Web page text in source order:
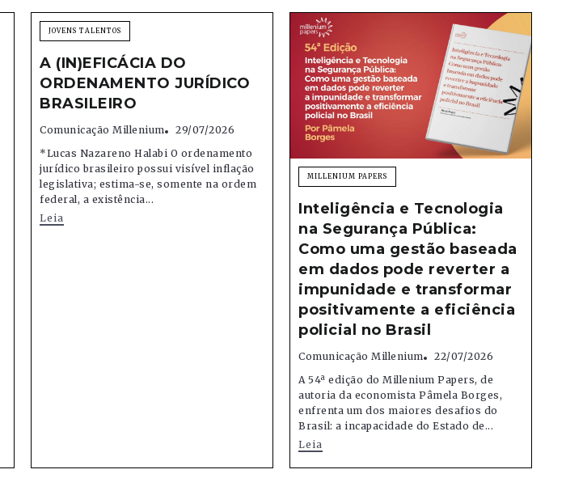
JOVENS TALENTOS
A (IN)EFICÁCIA DO
ORDENAMENTO JURÍDICO
BRASILEIRO
Comunicação Millenium
29/07/2026
*Lucas Nazareno Halabi O ordenamento
jurídico brasileiro possui visível inflação
legislativa; estima-se, somente na ordem
federal, a existência...
Leia
MILLENIUM PAPERS
Inteligência e Tecnologia
na Segurança Pública:
Como uma gestão baseada
em dados pode reverter a
impunidade e transformar
positivamente a eficiência
policial no Brasil
Comunicação Millenium
22/07/2026
A 54ª edição do Millenium Papers, de
autoria da economista Pâmela Borges,
enfrenta um dos maiores desafios do
Brasil: a incapacidade do Estado de...
Leia